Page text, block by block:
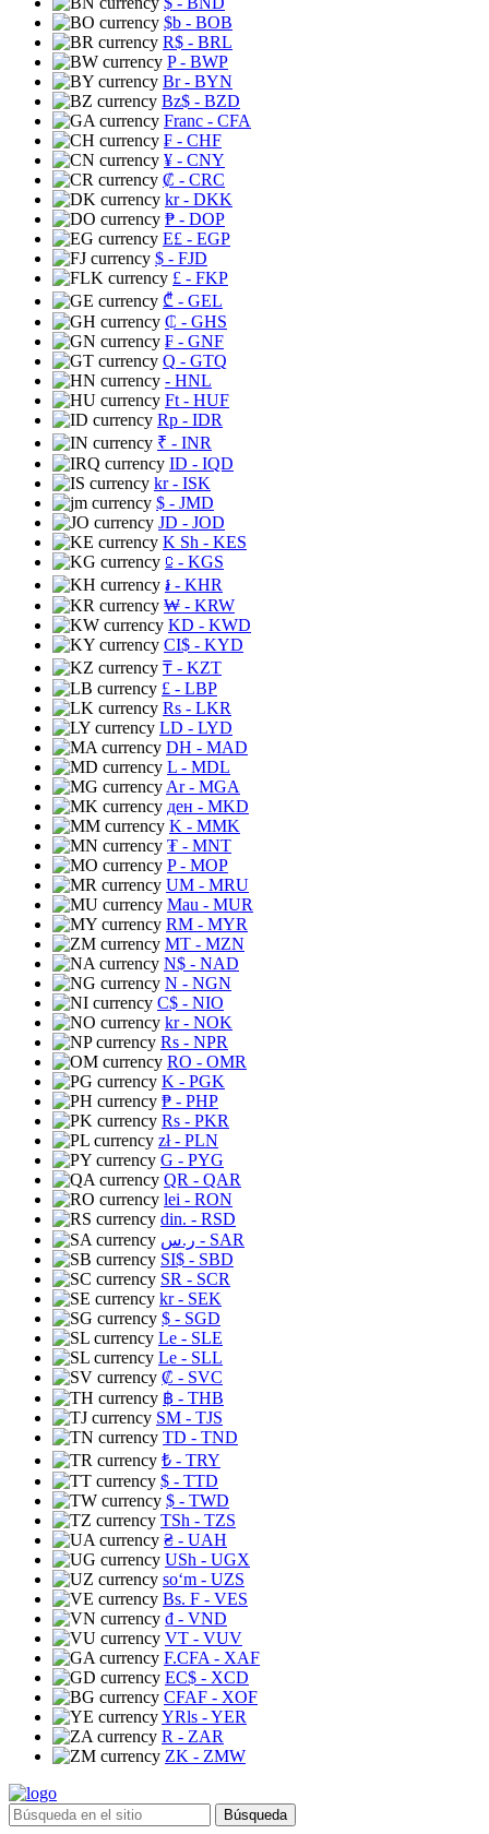
$b - BOB
R$ - BRL
P- BWP
Br- BYN
Bz$ - BZD
Franc - CFA
₣ - CHF
¥ - CNY
₡ - CRC
kr- DKK
₱ - DOP
E£ - EGP
$ - FJD
£ - FKP
₾ - GEL
₵ - GHS
₣ - GNF
Q - GTQ
- HNL
Ft - HUF
Rp - IDR
₹ - INR
ID - IQD
kr- ISK
$ - JMD
JD - JOD
K Sh - KES
⃀ - KGS
៛ - KHR
₩ - KRW
KD - KWD
CI$ - KYD
₸ - KZT
£ - LBP
Rs - LKR
LD - LYD
DH - MAD
L - MDL
Ar- MGA
ден - MKD
K - MMK
₮ - MNT
P- MOP
UM - MRU
Mau - MUR
RM - MYR
MT - MZN
N$ - NAD
N - NGN
C$ - NIO
kr- NOK
Rs - NPR
RO - OMR
K - PGK
₱ - PHP
Rs - PKR
zł- PLN
G - PYG
QR - QAR
lei - RON
din. - RSD
ر.س - SAR
SI$ - SBD
SR - SCR
kr- SEK
$ - SGD
Le - SLE
Le - SLL
₡ - SVC
฿ - THB
ЅМ - TJS
TD - TND
₺ - TRY
$ - TTD
$ - TWD
TSh - TZS
₴ - UAH
USh - UGX
soʻm - UZS
Bs. F - VES
₫ - VND
VT - VUV
F.CFA - XAF
EC$ - XCD
CFAF - XOF
YRls - YER
R - ZAR
ZK - ZMW
Búsqueda